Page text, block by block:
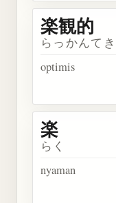
楽観的
らっかんてき
optimis
楽
らく
nyaman